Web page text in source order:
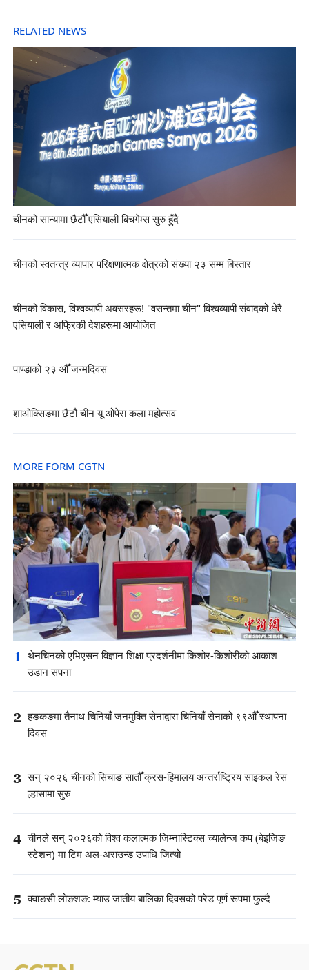
RELATED NEWS
चीनको सान्यामा छैटौँ एसियाली बिचगेम्स सुरु हुँदै
चीनको स्वतन्त्र व्यापार परिक्षणात्मक क्षेत्रको संख्या २३ सम्म बिस्तार
चीनको विकास, विश्वव्यापी अवसरहरू! "वसन्तमा चीन" विश्वव्यापी संवादको धेरै
एसियाली र अफ्रिकी देशहरूमा आयोजित
पाण्डाको २३ औँ जन्मदिवस
शाओक्सिङमा छैटौं चीन यू ओपेरा कला महोत्सव
MORE FORM CGTN
1 थेनचिनको एभिएसन विज्ञान शिक्षा प्रदर्शनीमा किशोर-किशोरीको आकाश
उडान सपना
2 हङकङमा तैनाथ चिनियाँ जनमुक्ति सेनाद्वारा चिनियाँ सेनाको ९९औँ स्थापना
दिवस
3 सन् २०२६ चीनको सिचाङ सातौँ क्रस-हिमालय अन्तर्राष्ट्रिय साइकल रेस
ल्हासामा सुरु
4 चीनले सन् २०२६को विश्व कलात्मक जिम्नास्टिक्स च्यालेन्ज कप (बेइजिङ
स्टेशन) मा टिम अल-अराउन्ड उपाधि जित्यो
5 क्वाङसी लोङशङ: म्याउ जातीय बालिका दिवसको परेड पूर्ण रूपमा फुल्दै